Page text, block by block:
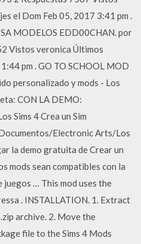
el Dom Feb 05, 2017 3:41 pm .
MODELOS EDD00CHAN. por
Vistos veronica Últimos
pm . GO TO SCHOOL MOD
personalizado y mods - Los
CON LA DEMO:
Sims 4 Crea un Sim
Electronic Arts/Los
la demo gratuita de Crear un
mods sean compatibles con la
juegos … This mod uses the
. INSTALLATION. 1. Extract
archive. 2. Move the
file to the Sims 4 Mods